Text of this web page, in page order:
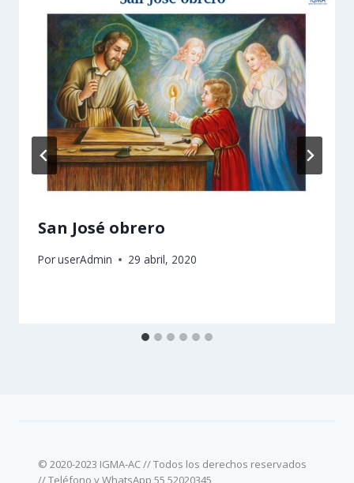
San José obrero
PoruserAdmin 29 abril, 2020
© 2020-2023 IGMA-AC // Todos los derechos reservados
// Teléfono y WhatsApp 55 52020345